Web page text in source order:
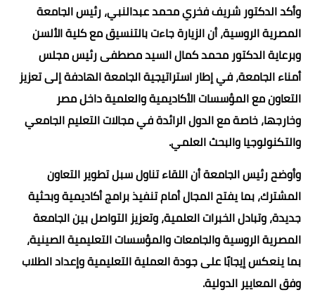
وأكد الدكتور شريف فخري محمد عبدالنبي، رئيس الجامعة
المصرية الروسية، أن الزيارة جاءت بالتنسيق مع كلية الألسن
وبرعاية الدكتور محمد كمال السيد مصطفى رئيس مجلس
أمناء الجامعة، في إطار استراتيجية الجامعة الهادفة إلى تعزيز
التعاون مع المؤسسات الأكاديمية والعلمية داخل مصر
وخارجها، خاصة مع الدول الرائدة في مجالات التعليم الجامعي
والتكنولوجيا والبحث العلمي.
وأوضح رئيس الجامعة أن اللقاء تناول سبل تطوير التعاون
المشترك، بما يفتح المجال أمام تنفيذ برامج أكاديمية وبحثية
جديدة، وتبادل الخبرات العلمية، وتعزيز التواصل بين الجامعة
المصرية الروسية والجامعات والمؤسسات التعليمية الصينية،
بما ينعكس إيجابًا على جودة العملية التعليمية وإعداد الطلاب
وفق المعايير الدولية.